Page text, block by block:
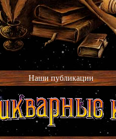
Наши публикации